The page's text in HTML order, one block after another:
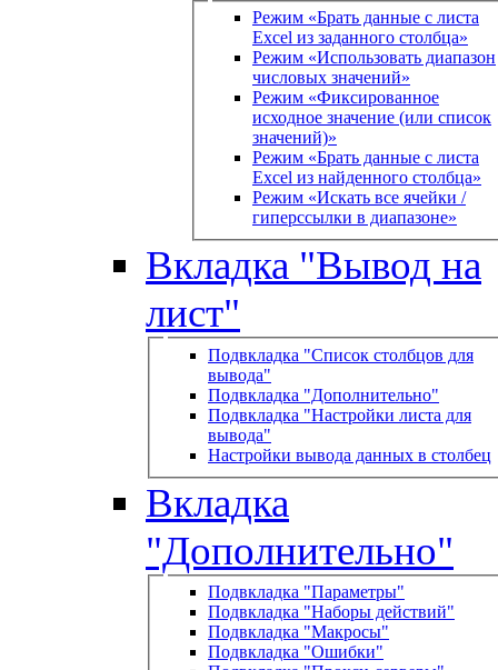
Режим «Брать данные с листа
Excel из заданного столбца»
Режим «Использовать диапазон
числовых значений»
Режим «Фиксированное
исходное значение (или список
значений)»
Режим «Брать данные с листа
Excel из найденного столбца»
Режим «Искать все ячейки /
гиперссылки в диапазоне»
Вкладка "Вывод на
лист"
Подвкладка "Список столбцов для
вывода"
Подвкладка "Дополнительно"
Подвкладка "Настройки листа для
вывода"
Настройки вывода данных в столбец
Вкладка
"Дополнительно"
Подвкладка "Параметры"
Подвкладка "Наборы действий"
Подвкладка "Макросы"
Подвкладка "Ошибки"